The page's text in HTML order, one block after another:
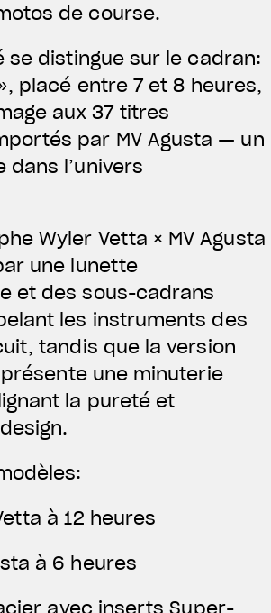
du pilote
de course.
se distingue sur le cadran:
placé entre 7 et 8 heures,
aux 37 titres
par MV Agusta — un
l’univers
Wyler Vetta × MV Agusta
une lunette
et des sous-cadrans
les instruments des
tandis que la version
une minuterie
la pureté et
à 12 heures
à 6 heures